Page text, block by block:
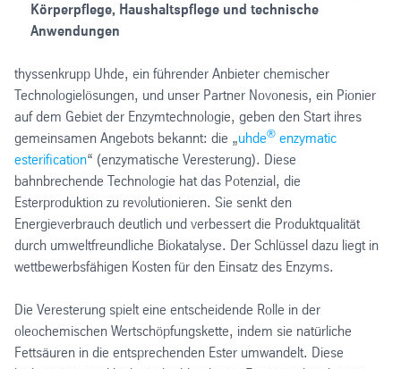
Körperpflege, Haushaltspflege und technische
Anwendungen
thyssenkrupp Uhde, ein führender Anbieter chemischer
Technologielösungen, und unser Partner Novonesis, ein Pionier
auf dem Gebiet der Enzymtechnologie, geben den Start ihres
gemeinsamen Angebots bekannt: die „uhde® enzymatic
esterification“ (enzymatische Veresterung). Diese
bahnbrechende Technologie hat das Potenzial, die
Esterproduktion zu revolutionieren. Sie senkt den
Energieverbrauch deutlich und verbessert die Produktqualität
durch umweltfreundliche Biokatalyse. Der Schlüssel dazu liegt in
wettbewerbsfähigen Kosten für den Einsatz des Enzyms.
Die Veresterung spielt eine entscheidende Rolle in der
oleochemischen Wertschöpfungskette, indem sie natürliche
Fettsäuren in die entsprechenden Ester umwandelt. Diese